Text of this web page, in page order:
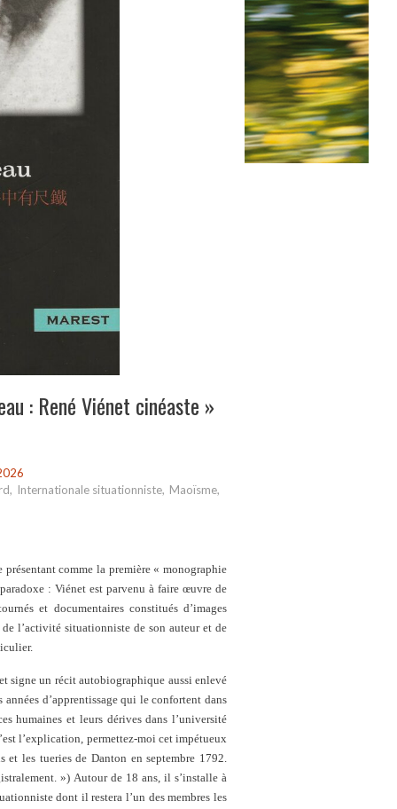
: René Viénet cinéaste »
, Internationale situationniste, Maoïsme,
comme la première « monographie
: Viénet est parvenu à faire œuvre de
et documentaires constitués d’images
l’activité situationniste de son auteur et de
signe un récit autobiographique aussi enlevé
d’apprentissage qui le confortent dans
humaines et leurs dérives dans l’université
l’explication, permettez-moi cet impétueux
et les tueries de Danton en septembre 1792.
») Autour de 18 ans, il s’installe à
dont il restera l’un des membres les